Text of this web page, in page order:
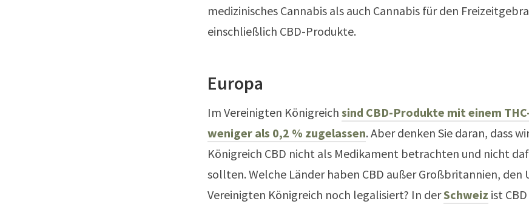
medizinisches Cannabis als auch Cannabis für den
einschließlich CBD-Produkte.
Europa
Im Vereinigten Königreich sind CBD-Produkte mit einem
weniger als 0,2 % zugelassen. Aber denken Sie daran, dass
Königreich CBD nicht als Medikament betrachten und nicht
sollten. Welche Länder haben CBD außer Großbritannien, den
Vereinigten Königreich noch legalisiert? In derSchweiz ist